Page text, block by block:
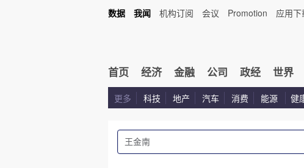
数据 我闻 机构订阅 会议 Promotion 应用下
首页 经济 金融 公司 政经 世界
更多 科技 地产 汽车 消费 能源 健